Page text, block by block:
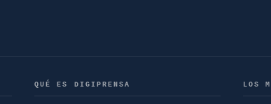
QUÉ ES DIGIPRENSA LOS